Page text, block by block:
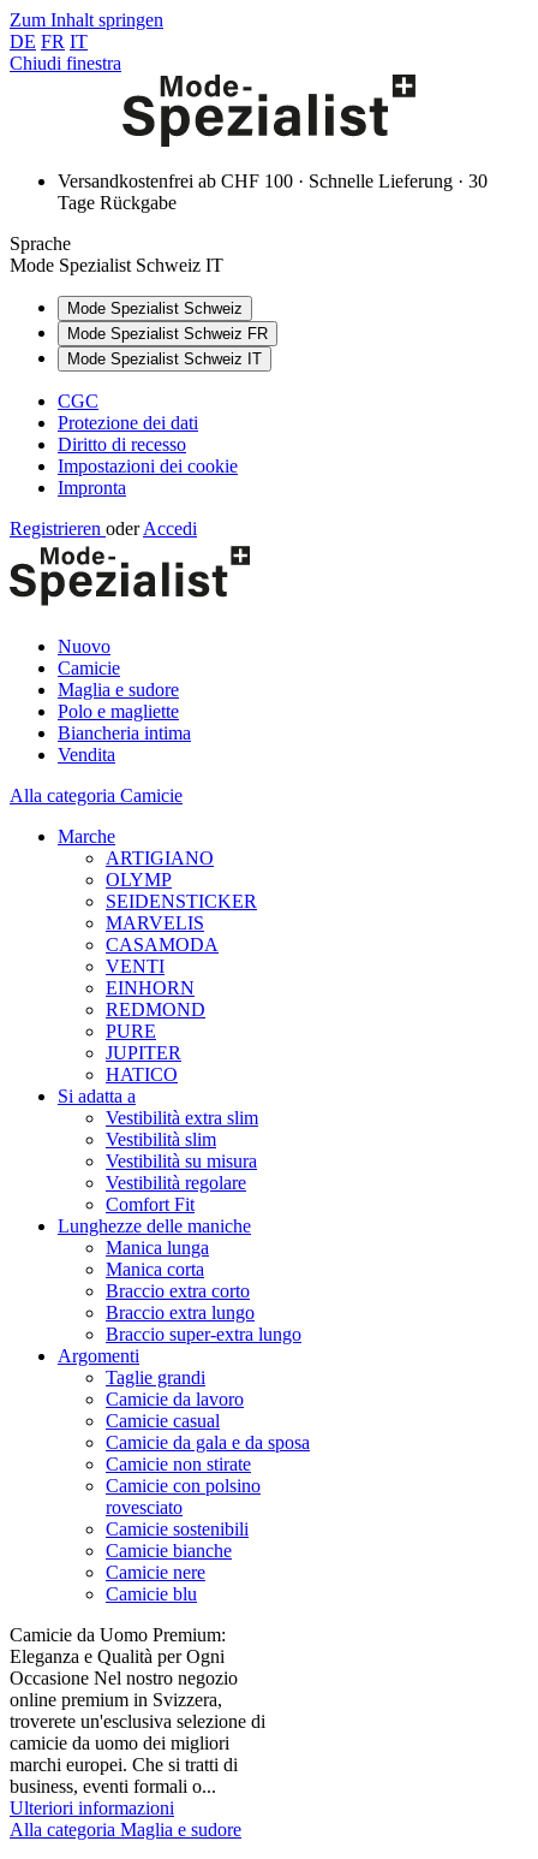
Zum Inhalt springen
DE FR IT
Chiudi finestra
Versandkostenfrei ab CHF 100 · Schnelle Lieferung · 30
Tage Rückgabe
Sprache
Mode Spezialist Schweiz IT
Mode Spezialist Schweiz
Mode Spezialist Schweiz FR
Mode Spezialist Schweiz IT
CGC
Protezione dei dati
Diritto di recesso
Impostazioni dei cookie
Impronta
Registrieren oder Accedi
Nuovo
Camicie
Maglia e sudore
Polo e magliette
Biancheria intima
Vendita
Alla categoria Camicie
Marche
ARTIGIANO
OLYMP
SEIDENSTICKER
MARVELIS
CASAMODA
VENTI
EINHORN
REDMOND
PURE
JUPITER
HATICO
Si adatta a
Vestibilità extra slim
Vestibilità slim
Vestibilità su misura
Vestibilità regolare
Comfort Fit
Lunghezze delle maniche
Manica lunga
Manica corta
Braccio extra corto
Braccio extra lungo
Braccio super-extra lungo
Argomenti
Taglie grandi
Camicie da lavoro
Camicie casual
Camicie da gala e da sposa
Camicie non stirate
Camicie con polsino
rovesciato
Camicie sostenibili
Camicie bianche
Camicie nere
Camicie blu
Camicie da Uomo Premium:
Eleganza e Qualità per Ogni
Occasione Nel nostro negozio
online premium in Svizzera,
troverete un'esclusiva selezione di
camicie da uomo dei migliori
marchi europei. Che si tratti di
business, eventi formali o...
Ulteriori informazioni
Alla categoria Maglia e sudore